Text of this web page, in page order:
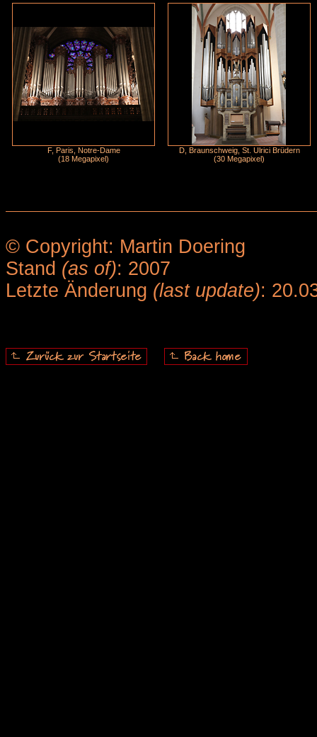
F, Paris, Notre-Dame
(18 Megapixel)
D, Braunschweig, St. Ulrici Brüdern
(30 Megapixel)
© Copyright: Martin Doering
Stand (as of): 2007
Letzte Änderung (last update):